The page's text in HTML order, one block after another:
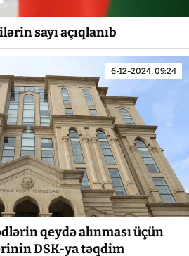
sayı açıqlanıb
6-12-2024, 09:24
qeydə alınması üçün
DSK-ya təqdim